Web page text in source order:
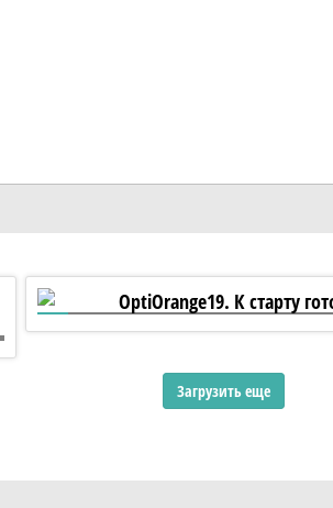
OptiOrange19. К старту готовы!
Загрузить еще